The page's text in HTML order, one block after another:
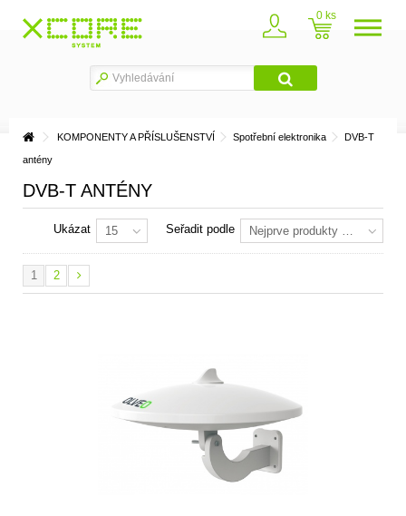
0
KOMPONENTY A PŘÍSLUŠENSTVÍ Spotřební elektronika DVB-T
antény
DVB-T ANTÉNY
Seřadit podle Nejprve produkty skladem
Ukázat 15
1 2